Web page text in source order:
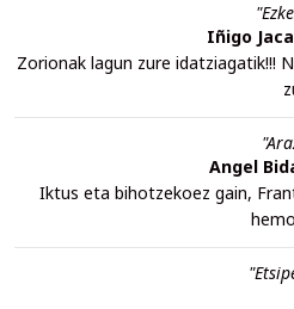
Iñigo
Zorionak lagun zure idatziagatik!!!
Angel
Iktus eta bihotzekoez gain,